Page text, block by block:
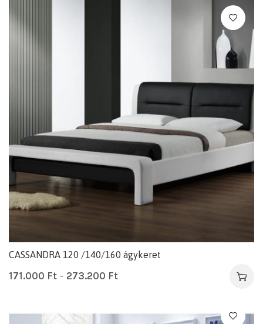
CASSANDRA 120 /140/160 ágykeret
171.000 Ft – 273.200 Ft